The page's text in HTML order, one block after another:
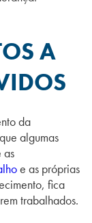
A
da
algumas
as
e as próprias
fica
trabalhados.